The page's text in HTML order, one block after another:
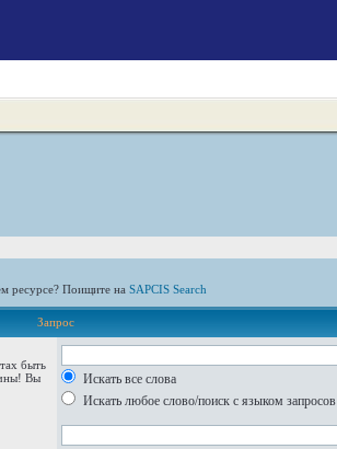
ресурсе? Поищите на SAPCIS Search
Запрос
быть
Вы
Искать все слова
Искать любое слово/поиск с языком запросов